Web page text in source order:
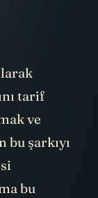
tarif
ve
şarkıyı
bu